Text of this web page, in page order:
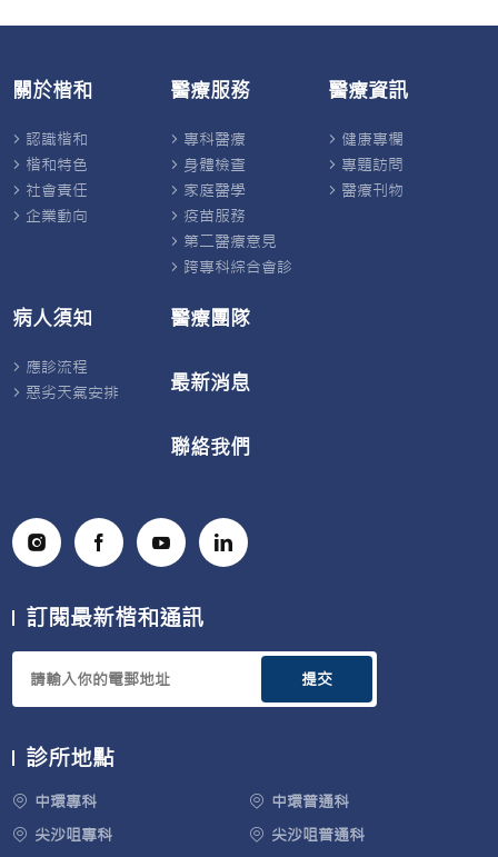
關於楷和
認識楷和
楷和特色
社會責任
企業動向
醫療服務
專科醫療
身體檢查
家庭醫學
疫苗服務
第二醫療意見
跨專科綜合會診
醫療資訊
健康專欄
專題訪問
醫療刊物
病人須知
應診流程
惡劣天氣安排
醫療團隊
最新消息
聯絡我們
訂閱最新楷和通訊
提交
診所地點
中環專科
中環普通科
尖沙咀專科
尖沙咀普通科